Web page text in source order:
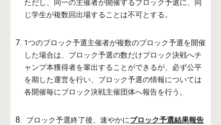
ただし、同一の主催者が開催するブロック予選に、同
じ学生が複数回出場することは不可とする。
1つのブロック予選主催者が複数のブロック予選を開催
した場合は、ブロック予選の数だけブロック決戦へチ
ャンプ本獲得者を輩出することができるが、必ず公平
を期した運営を行い、ブロック予選の情報については
各開催毎にブロック決戦主催団体へ報告を行う。
ブロック予選終了後、速やかにブロック予選結果報告